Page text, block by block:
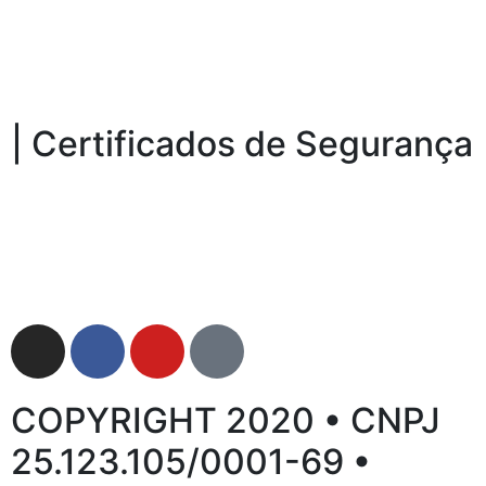
| Certificados de Segurança
COPYRIGHT 2020 • CNPJ
25.123.105/0001-69 •